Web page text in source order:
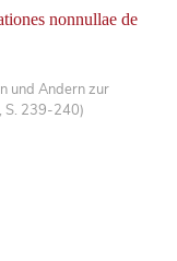
nonnullae de
und Andern zur
S. 239-240)